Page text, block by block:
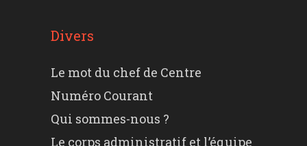
Divers
Le mot du chef de Centre
Numéro Courant
Qui sommes-nous ?
Le corps administratif et l’équipe